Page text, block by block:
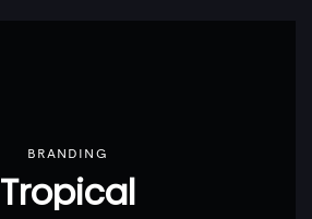
BRANDING
Tropical